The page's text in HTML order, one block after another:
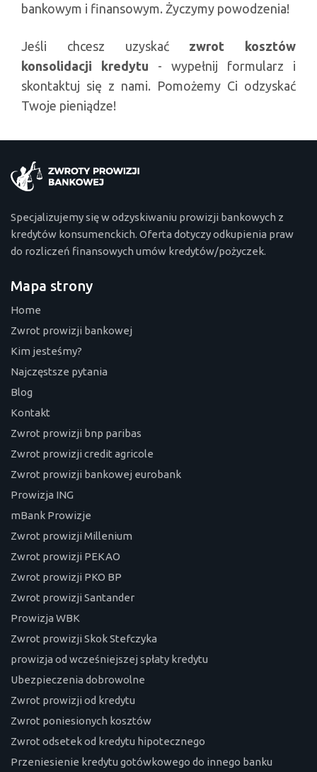
bankowym i finansowym. Życzymy powodzenia!
Jeśli chcesz uzyskać zwrot kosztów
konsolidacji kredytu - wypełnij formularz i
skontaktuj się z nami. Pomożemy Ci odzyskać
Twoje pieniądze!
Specjalizujemy się w odzyskiwaniu prowizji bankowych z
kredytów konsumenckich. Oferta dotyczy odkupienia praw
do rozliczeń finansowych umów kredytów/pożyczek.
Mapa strony
Home
Zwrot prowizji bankowej
Kim jesteśmy?
Najczęstsze pytania
Blog
Kontakt
Zwrot prowizji bnp paribas
Zwrot prowizji credit agricole
Zwrot prowizji bankowej eurobank
Prowizja ING
mBank Prowizje
Zwrot prowizji Millenium
Zwrot prowizji PEKAO
Zwrot prowizji PKO BP
Zwrot prowizji Santander
Prowizja WBK
Zwrot prowizji Skok Stefczyka
prowizja od wcześniejszej spłaty kredytu
Ubezpieczenia dobrowolne
Zwrot prowizji od kredytu
Zwrot poniesionych kosztów
Zwrot odsetek od kredytu hipotecznego
Przeniesienie kredytu gotówkowego do innego banku